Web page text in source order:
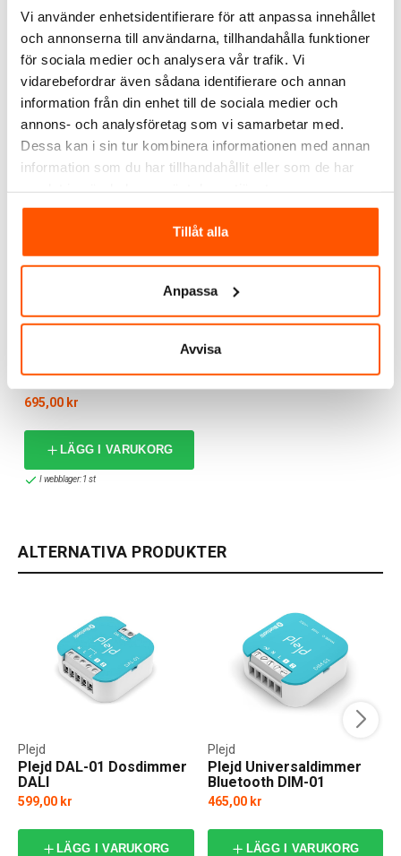
Vi använder enhetsidentifierare för att anpassa innehållet
och annonserna till användarna, tillhandahålla funktioner
för sociala medier och analysera vår trafik. Vi
vidarebefordrar även sådana identifierare och annan
information från din enhet till de sociala medier och
annons- och analysföretag som vi samarbetar med.
Dessa kan i sin tur kombinera informationen med annan
information som du har tillhandahållit eller som de har
Tillåt alla
Anpassa
Avvisa
Namron Zigbee Edge
Vridimmer
1 199,00 kr
Namron Zigbee LED
Dimmer 250W
849,00 kr
LÄGG I VARUKORG
695,00 kr
LÄGG I VARUKORG
I webblager: 1 st
ALTERNATIVA PRODUKTER
Plejd DAL-01 Dosdimmer
DALI
Plejd
599,00 kr
LÄGG I VARUKORG
Plejd Universaldimmer
Bluetooth DIM-01
Plejd
465,00 kr
LÄGG I VARUKORG